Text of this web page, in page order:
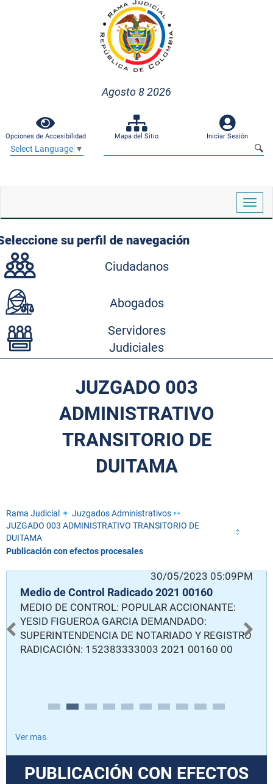
Agosto 8 2026
Opciones de Accesibilidad Mapa del Sitio Iniciar Sesión
Select Language ▼
su perfil de navegación
Ciudadanos
Abogados
Servidores
Judiciales
JUZGADO 003
ADMINISTRATIVO
TRANSITORIO DE
DUITAMA
Rama Judicial
Juzgados Administrativos
JUZGADO 003 ADMINISTRATIVO TRANSITORIO DE
DUITAMA
Publicación con efectos procesales
30/05/2023 05:09PM
Medio de Control Radicado 2021 00160
MEDIO DE CONTROL: POPULAR ACCIONANTE:
YESID FIGUEROA GARCIA DEMANDADO:
SUPERINTENDENCIA DE NOTARIADO Y REGISTRO
RADICACIÓN: 152383333003 2021 00160 00
Ver mas
PUBLICACIÓN CON EFECTOS